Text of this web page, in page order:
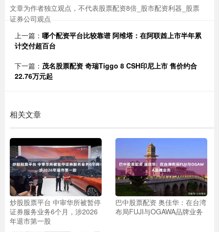
文章为作者独立观点，不代表股票配资8倍_股市配资利器_股票
证券公司观点
上一篇： 哪个配资平台比较靠谱 阿维塔：在阿联酋上市半年累
计交付超百台
下一篇： 茂名股票配资 奇瑞Tiggo 8 CSH印尼上市 售价约合
22.76万元起
相关文章
炒股股票平台 中审华所被暂停
证券服务业务6个月，涉2026
年退市第一股
巴中股票配资 奥佳华：在台湾
布局FUJI与OGAWA品牌业务